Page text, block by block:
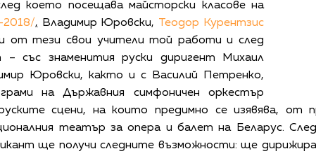
което посещава майсторски класове на
, Владимир Юровски, Теодор Курентзис
от тези свои учители той работи и след
със знаменития руски диригент Михаил
Юровски, както и с Василий Петренко,
на Държавния симфоничен оркестър
руските сцени, на които предимно се изявява,
театър за опера и балет на Беларус.
ще получи следните възможности: ще